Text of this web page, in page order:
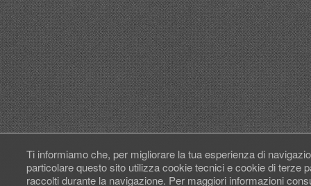
Ti informiamo che, per migliorare la tua esperienza di
particolare questo sito utilizza cookie tecnici e cookie di terze
raccolti durante la navigazione. Per maggiori informazioni